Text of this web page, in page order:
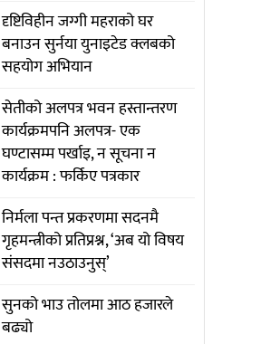
दृष्टिविहीन जग्गी महराको घर
बनाउन सुर्नया युनाइटेड क्लबको
सहयोग अभियान
सेतीको अलपत्र भवन हस्तान्तरण
कार्यक्रमपनि अलपत्र- एक
घण्टासम्म पर्खाइ, न सूचना न
कार्यक्रम : फर्किए पत्रकार
निर्मला पन्त प्रकरणमा सदनमै
गृहमन्त्रीको प्रतिप्रश्न, ‘अब यो विषय
संसदमा नउठाउनुस्’
सुनको भाउ तोलमा आठ हजारले
बढ्यो